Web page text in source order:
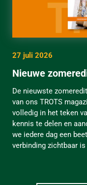
27 juli 2026
Nieuwe
De nieuwste
van ons TROTS
volledig in het teken
kennis te delen en
we iedere dag een
verbinding zichtbaar